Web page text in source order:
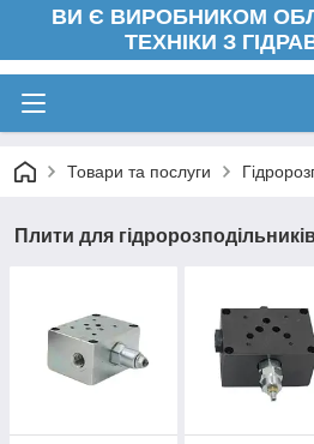
ВИ Є ВИРОБНИКОМ
ТЕХНІКИ З
Товари та послуги
Плити для